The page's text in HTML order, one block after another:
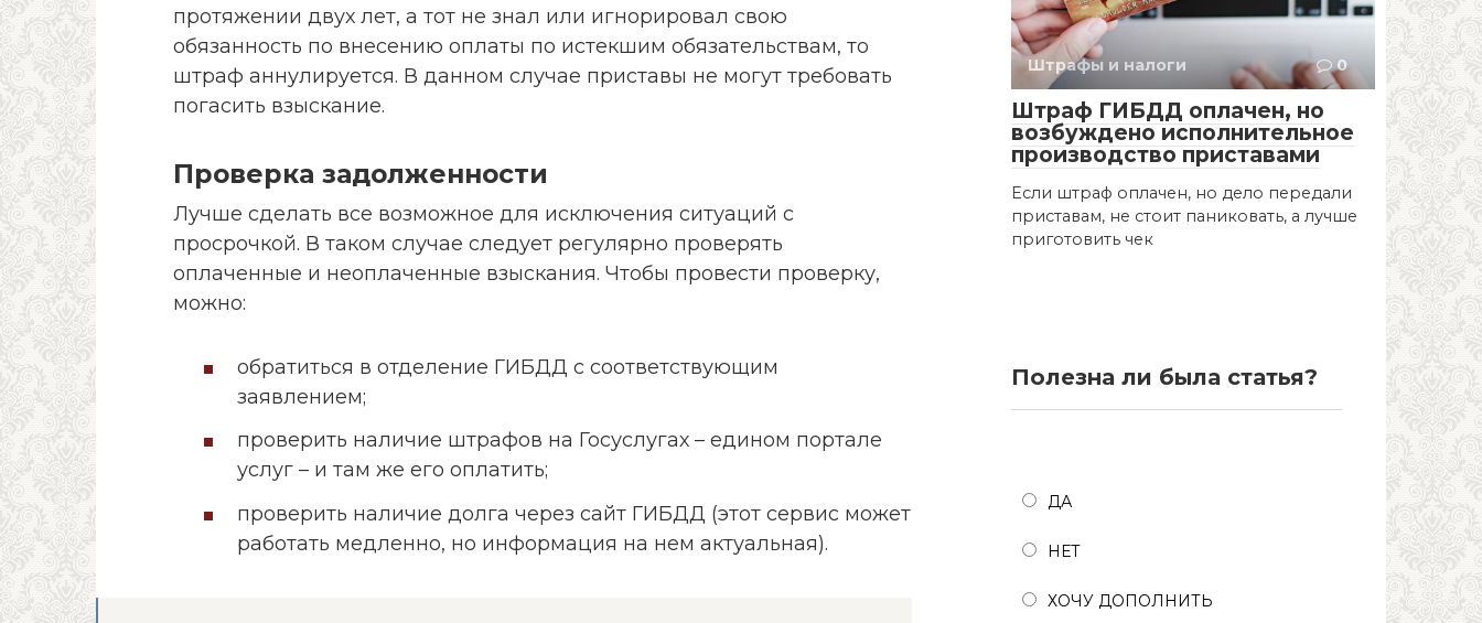
протяжении двух лет, а тот не знал или игнорировал свою
обязанность по внесению оплаты по истекшим обязательствам, то
штраф аннулируется. В данном случае приставы не могут требовать
погасить взыскание.
Проверка задолженности
Лучше сделать все возможное для исключения ситуаций с
просрочкой. В таком случае следует регулярно проверять
оплаченные и неоплаченные взыскания. Чтобы провести проверку,
можно:
обратиться в отделение ГИБДД с соответствующим
заявлением;
проверить наличие штрафов на Госуслугах – едином портале
услуг – и там же его оплатить;
проверить наличие долга через сайт ГИБДД (этот сервис может
работать медленно, но информация на нем актуальная).
Штрафы и налоги 0
Штраф ГИБДД оплачен, но
возбуждено исполнительное
производство приставами
Если штраф оплачен, но дело передали
приставам, не стоит паниковать, а лучше
приготовить чек
Полезна ли была статья?
ДА
НЕТ
ХОЧУ ДОПОЛНИТЬ